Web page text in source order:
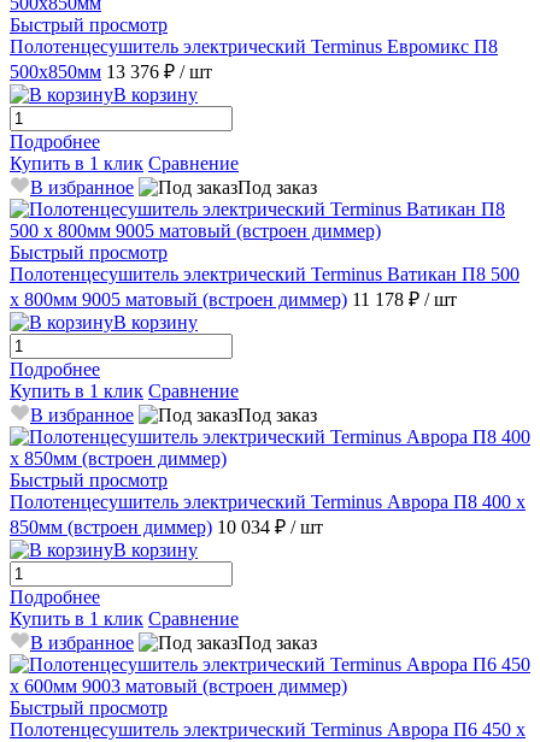
Быстрый просмотр
Полотенцесушитель электрический Terminus Евромикс П8
500х850мм 13 376 ₽ / шт
В корзину
Подробнее
Купить в 1 клик Сравнение
В избранное
Под заказ
Быстрый просмотр
Полотенцесушитель электрический Terminus Ватикан П8 500
х 800мм 9005 матовый (встроен диммер) 11 178 ₽ / шт
В корзину
Подробнее
Купить в 1 клик Сравнение
В избранное
Под заказ
Быстрый просмотр
Полотенцесушитель электрический Terminus Аврора П8 400 х
850мм (встроен диммер) 10 034 ₽ / шт
В корзину
Подробнее
Купить в 1 клик Сравнение
В избранное
Под заказ
Быстрый просмотр
Полотенцесушитель электрический Terminus Аврора П6 450 х